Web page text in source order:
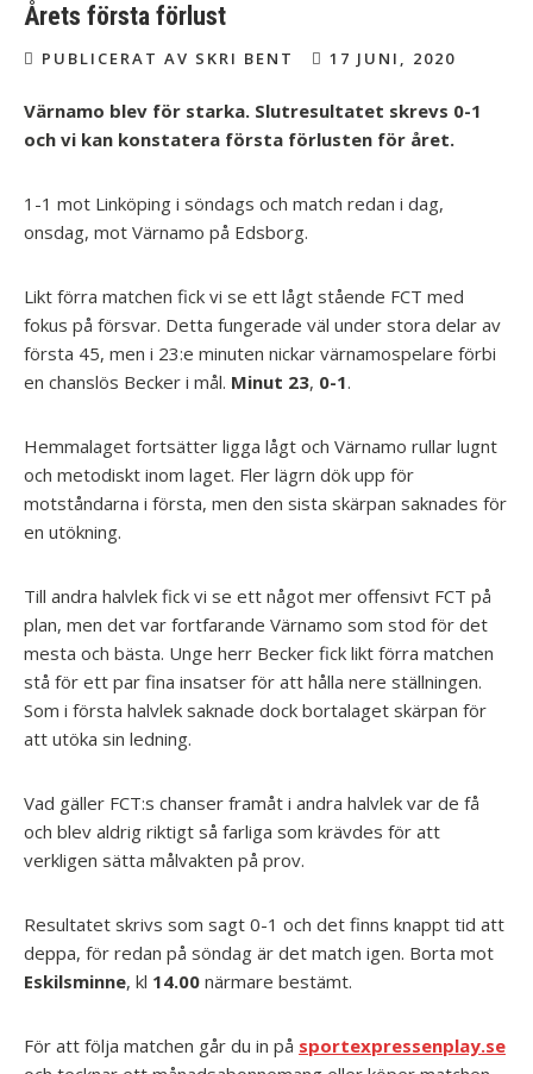
Årets första förlust
PUBLICERAT AV SKRI BENT 17 JUNI, 2020
Värnamo blev för starka. Slutresultatet skrevs 0-1
och vi kan konstatera första förlusten för året.
1-1 mot Linköping i söndags och match redan i dag,
onsdag, mot Värnamo på Edsborg.
Likt förra matchen fick vi se ett lågt stående FCT med
fokus på försvar. Detta fungerade väl under stora delar av
första 45, men i 23:e minuten nickar värnamospelare förbi
en chanslös Becker i mål. Minut 23, 0-1.
Hemmalaget fortsätter ligga lågt och Värnamo rullar lugnt
och metodiskt inom laget. Fler lägrn dök upp för
motståndarna i första, men den sista skärpan saknades för
en utökning.
Till andra halvlek fick vi se ett något mer offensivt FCT på
plan, men det var fortfarande Värnamo som stod för det
mesta och bästa. Unge herr Becker fick likt förra matchen
stå för ett par fina insatser för att hålla nere ställningen.
Som i första halvlek saknade dock bortalaget skärpan för
att utöka sin ledning.
Vad gäller FCT:s chanser framåt i andra halvlek var de få
och blev aldrig riktigt så farliga som krävdes för att
verkligen sätta målvakten på prov.
Resultatet skrivs som sagt 0-1 och det finns knappt tid att
deppa, för redan på söndag är det match igen. Borta mot
Eskilsminne, kl 14.00 närmare bestämt.
För att följa matchen går du in på sportexpressenplay.se